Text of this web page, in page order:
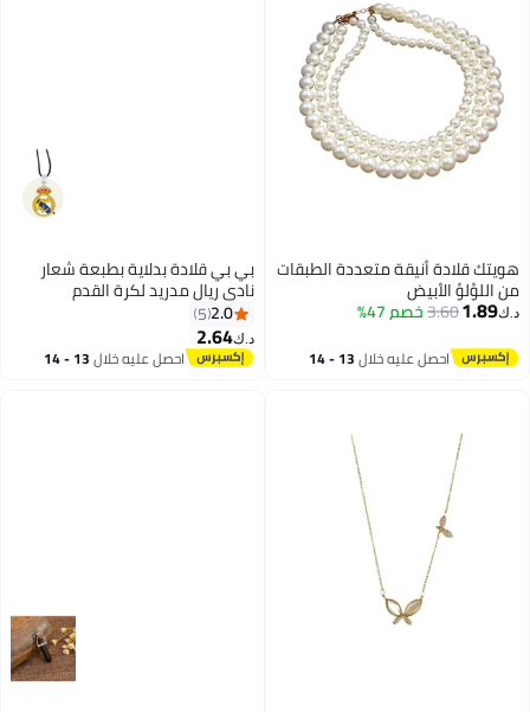
هويتك قلادة أنيقة متعددة الطبقات
من اللؤلؤ الأبيض
د.ك‏1.89
3.60خصم 47%
احصل عليه خلال 13 - 14
بي بي قلادة بدلاية بطبعة شعار
نادي ريال مدريد لكرة القدم
2.0
5
د.ك‏2.64
احصل عليه خلال 13 - 14